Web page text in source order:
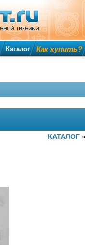
КАТАЛОГ
Каталог Как купить?